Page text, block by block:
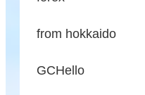
from hokkaido
GCHello